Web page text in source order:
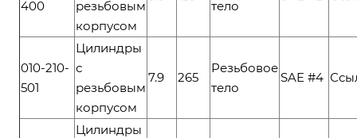
400
резьбовым
корпусом
тело
010-210-
501
Цилиндры
с
резьбовым
корпусом
7.9 265
Резьбовое
тело
SAE #4
Цилиндры